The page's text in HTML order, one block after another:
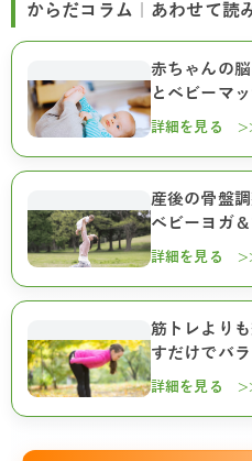
からだコラム｜あわせて読
赤ちゃんの
とベビーマ
詳細を見る
産後の骨盤
ベビーヨガ
詳細を見る
筋トレより
すだけでバ
詳細を見る